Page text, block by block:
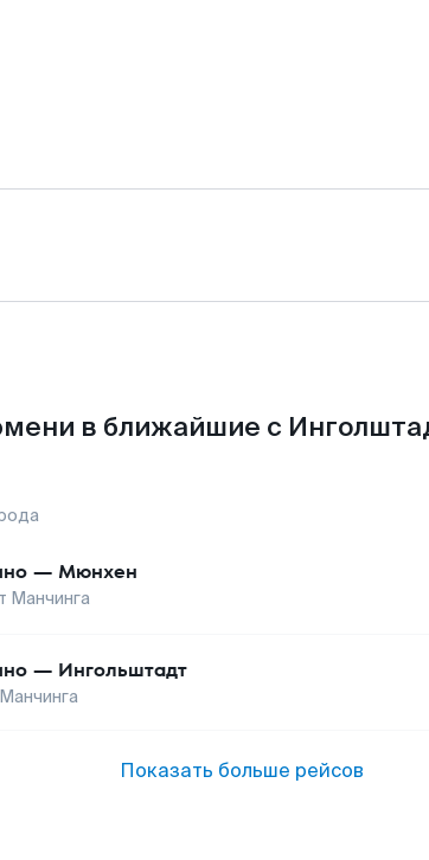
в ближайшие с
— Мюнхен
Манчинга
— Ингольштадт
Показать больше рейсов